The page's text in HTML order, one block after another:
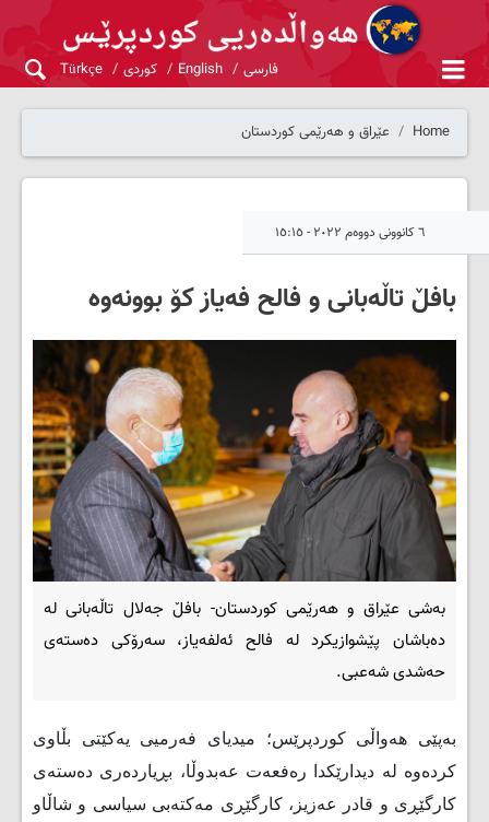
فارسی English کوردی Türkçe
Home عێراق و هەرێمی کوردستان
٦ کانوونی دووەم ٢٠٢٢ - ١٥:١٥
بافڵ تاڵەبانی و فالح فەیاز کۆ بوونەوە
بەشی عێراق و هەرێمی کوردستان- بافڵ جه‌لال تاڵه‌بانی له‌
ده‌باشان پێشوازیكرد له‌ فالح ئه‌لفه‌یاز، سه‌رۆكی ده‌سته‌ی
حه‌شدی شه‌عبی.
بەپێی هەواڵی کوردپرێس؛ میدیای فەرمیی یەکێتی بڵاوی
کردەوە له‌ دیدارێكدا ره‌فعه‌ت عه‌بدوڵا، بڕیارده‌ری ده‌سته‌ی
كارگێڕی و قادر عه‌زیز، كارگێڕی مه‌كته‌بی سیاسی و شاڵاو